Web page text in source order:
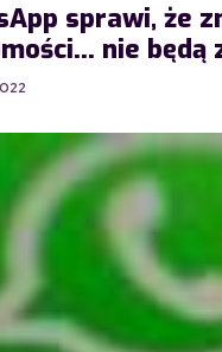
sprawi, że
nie będą